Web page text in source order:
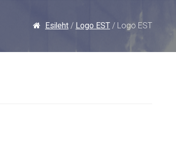
Esileht/ Logo EST/ Logo EST